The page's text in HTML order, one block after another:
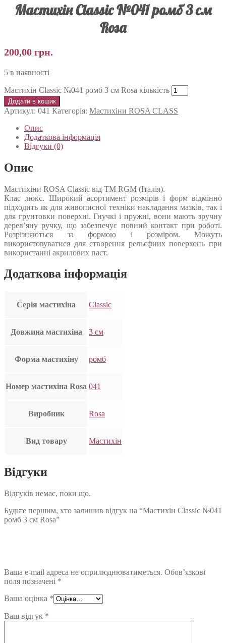
Мастихін Classic №041 ромб 3 см
Rosa
200,00 грн.
5 в наявності
Мастихін Classic №041 ромб 3 см Rosa кількість
Додати в кошик
Артикул: 041 Категорія: Мастихіни ROSA CLASS
Опис
Додаткова інформація
Відгуки (0)
Опис
Мастихіни ROSA Classic від ТМ RGM (Італія).
Клас люкс. Широкий асортимент розмірів і форм відмінно
підходить як для живописної техніки накладання мазків, так і
для грунтовки поверхні. Гнучкі і пружні, вони мають зручну
дерев’яну ручку, що забезпечує повний контакт при роботі.
Розрізняються за формою і розміром. Можуть
використовуватися для створення рельєфних поверхонь при
використанні акрилових паст.
Додаткова інформація
Серія мастихіна Classic
Довжина мастихіна 3 см
Форма мастихіну ромб
Номер мастихіна Rosa 041
Виробник Rosa
Вид товару Мастихін
Відгуки
Відгуків немає, поки що.
Будьте першим, хто залишив відгук на “Мастихін Classic №041
ромб 3 см Rosa”
Ваша e-mail адреса не оприлюднюватиметься. Обов’язкові
поля позначені *
Ваша оцінка *
Ваш відгук *